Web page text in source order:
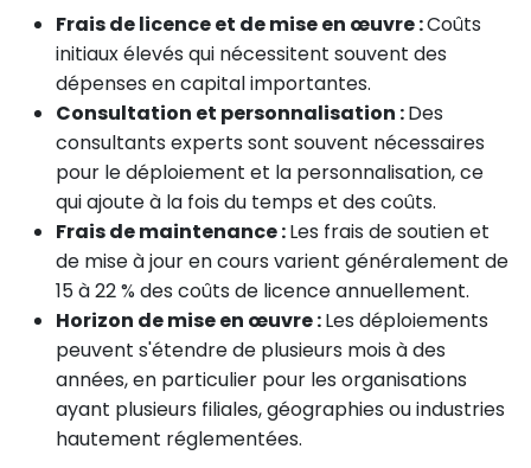
Frais de licence et de mise en œuvre :Coûts
initiaux élevés qui nécessitent souvent des
dépenses en capital importantes.
Consultation et personnalisation :Des
consultants experts sont souvent nécessaires
pour le déploiement et la personnalisation, ce
qui ajoute à la fois du temps et des coûts.
Frais de maintenance :Les frais de soutien et
de mise à jour en cours varient généralement de
15 à 22 % des coûts de licence annuellement.
Horizon de mise en œuvre :Les déploiements
peuvent s'étendre de plusieurs mois à des
années, en particulier pour les organisations
ayant plusieurs filiales, géographies ou industries
hautement réglementées.